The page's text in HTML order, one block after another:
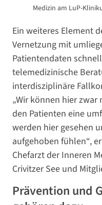
Medizin am LuP-
Ein weiteres Element
Vernetzung mit
Patientendaten
telemedizinische
interdisziplinäre
„Wir können hier
den Patienten eine
werden hier gesehen
aufgehoben fühlen“,
Chefarzt der Inneren
Crivitzer See und
Prävention und